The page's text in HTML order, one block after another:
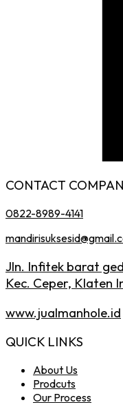
CONTACT
0822-8989-4141
Jln. Infitek barat
Kec. Ceper, Klaten
www.jualmanhole.id
QUICK LINKS
About Us
Prodcuts
Our Process